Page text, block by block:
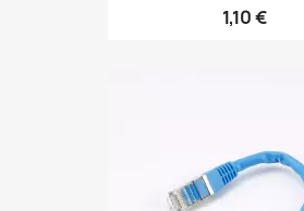
1,10 €